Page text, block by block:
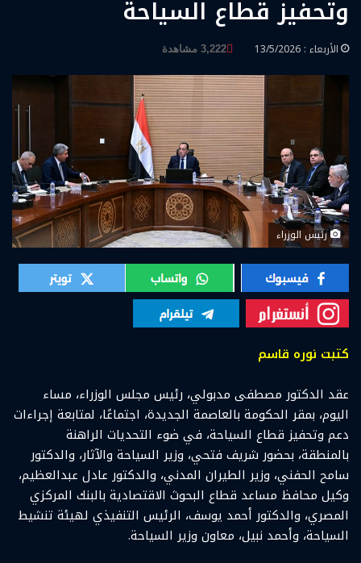
وتحفيز قطاع السياحة
الأربعاء : 13/5/2026 3,222 مشاهدة
رئيس الوزراء
كتبت نوره قاسم
عقد الدكتور مصطفى مدبولي، رئيس مجلس الوزراء، مساء
اليوم، بمقر الحكومة بالعاصمة الجديدة، اجتماعًا، لمتابعة إجراءات
دعم وتحفيز قطاع السياحة، في ضوء التحديات الراهنة
بالمنطقة، بحضور شريف فتحي، وزير السياحة والآثار، والدكتور
سامح الحفني، وزير الطيران المدني، والدكتور عادل عبدالعظيم،
وكيل محافظ مساعد قطاع البحوث الاقتصادية بالبنك المركزي
المصري، والدكتور أحمد يوسف، الرئيس التنفيذي لهيئة تنشيط
السياحة، وأحمد نبيل، معاون وزير السياحة.